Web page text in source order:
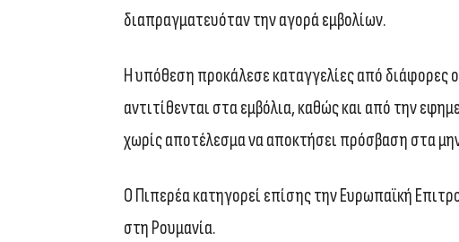
διαπραγματευόταν την αγορά εμβολίων.
Η υπόθεση προκάλεσε καταγγελίες από διάφορες
αντιτίθενται στα εμβόλια, καθώς και από την
χωρίς αποτέλεσμα να αποκτήσει πρόσβαση στα
Ο Πιπερέα κατηγορεί επίσης την Ευρωπαϊκή
στη Ρουμανία.